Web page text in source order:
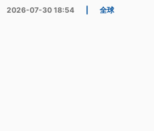
2026-07-30 18:54 全球